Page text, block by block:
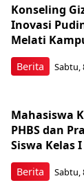
Berita
Konseling
Inovasi
Melati
Sabtu,
Berita
Mahasiswa
PHBS dan
Siswa Kelas
Sabtu,